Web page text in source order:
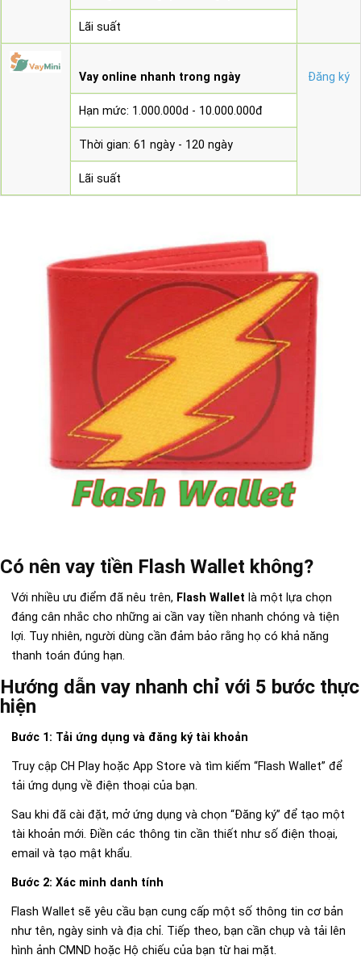
Lãi suất
Vay online nhanh trong ngày Đăng ký
Hạn mức: 1.000.000d - 10.000.000đ
Thời gian: 61 ngày - 120 ngày
Lãi suất
Có nên vay tiền Flash Wallet không?
Với nhiều ưu điểm đã nêu trên, Flash Wallet là một lựa chọn
đáng cân nhắc cho những ai cần vay tiền nhanh chóng và tiện
lợi. Tuy nhiên, người dùng cần đảm bảo rằng họ có khả năng
thanh toán đúng hạn.
Hướng dẫn vay nhanh chỉ với 5 bước thực
hiện
Bước 1: Tải ứng dụng và đăng ký tài khoản
Truy cập CH Play hoặc App Store và tìm kiếm “Flash Wallet” để
tải ứng dụng về điện thoại của bạn.
Sau khi đã cài đặt, mở ứng dụng và chọn “Đăng ký” để tạo một
tài khoản mới. Điền các thông tin cần thiết như số điện thoại,
email và tạo mật khẩu.
Bước 2: Xác minh danh tính
Flash Wallet sẽ yêu cầu bạn cung cấp một số thông tin cơ bản
như tên, ngày sinh và địa chỉ. Tiếp theo, bạn cần chụp và tải lên
hình ảnh CMND hoặc Hộ chiếu của bạn từ hai mặt.